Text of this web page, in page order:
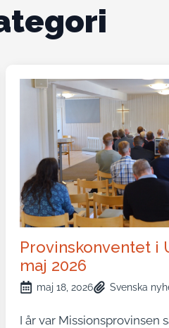
Provinskonventet i
maj 2026
maj 18, 2026 Svenska
I år var Missionsprovinsen